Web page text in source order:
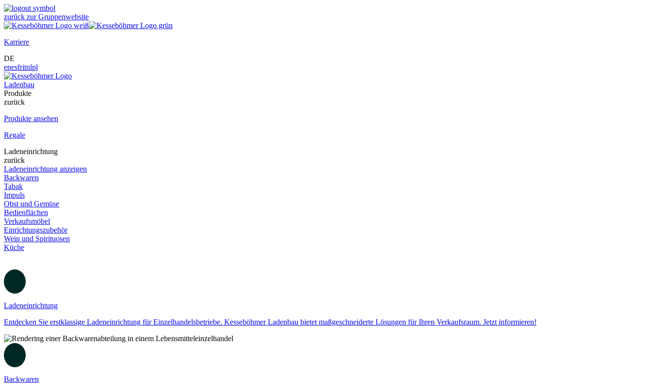
zurück zur Gruppenwebsite
Karriere
DE
enesfritnlpl
Ladenbau
Produkte
zurück
Produkte ansehen
Regale
Ladeneinrichtung
zurück
Ladeneinrichtung anzeigen
Backwaren
Tabak
Impuls
Obst und Gemüse
Bedienflächen
Verkaufsmöbel
Einrichtungszubehör
Wein und Spirituosen
Küche
Ladeneinrichtung
Entdecken Sie erstklassige Ladeneinrichtung für Einzelhandelsbetriebe. Kesseböhmer Ladenbau bietet maßgeschneiderte Lösungen für Ihren Verkaufsraum. Jetzt informieren!
Backwaren